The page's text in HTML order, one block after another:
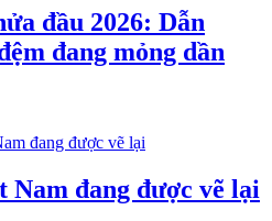
đầu 2026: Dẫn
đang mỏng dần
Nam đang được vẽ lại